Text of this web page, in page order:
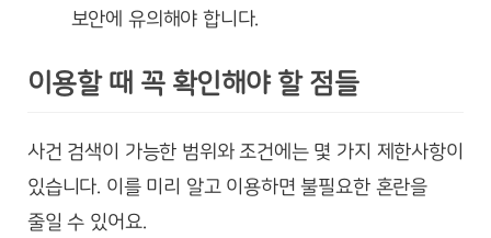
보안에 유의해야 합니다.
이용할 때 꼭 확인해야 할 점들
사건 검색이 가능한 범위와 조건에는 몇 가지 제한사항이
있습니다. 이를 미리 알고 이용하면 불필요한 혼란을
줄일 수 있어요.